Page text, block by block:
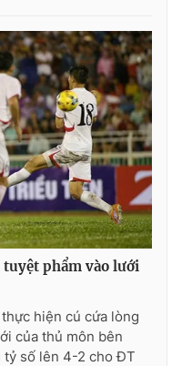
tuyệt phẩm vào lưới
hiện cú cứa lòng
của thủ môn bên
tỷ số lên 4-2 cho ĐT